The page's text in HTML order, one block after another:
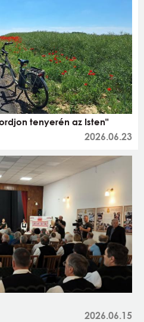
tenyerén az Isten"
2026.06.23
2026.06.15